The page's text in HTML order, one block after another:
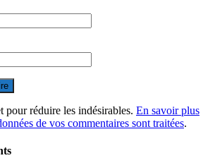
pour réduire les indésirables. En savoir plus
de vos commentaires sont traitées.